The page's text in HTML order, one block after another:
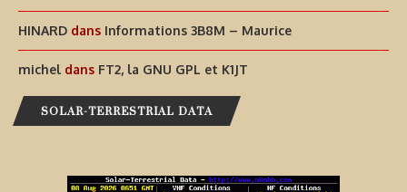
HINARD dans Informations 3B8M – Maurice
michel dans FT2, la GNU GPL et K1JT
SOLAR-TERRESTRIAL DATA